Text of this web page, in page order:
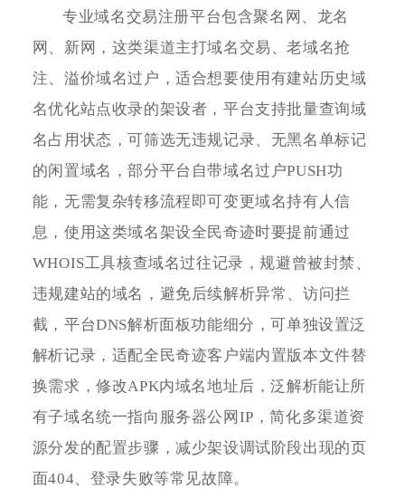
专业域名交易注册平台包含聚名网、龙名
网、新网，这类渠道主打域名交易、老域名抢
注、溢价域名过户，适合想要使用有建站历史域
名优化站点收录的架设者，平台支持批量查询域
名占用状态，可筛选无违规记录、无黑名单标记
的闲置域名，部分平台自带域名过户PUSH功
能，无需复杂转移流程即可变更域名持有人信
息，使用这类域名架设全民奇迹时要提前通过
WHOIS工具核查域名过往记录，规避曾被封禁、
违规建站的域名，避免后续解析异常、访问拦
截，平台DNS解析面板功能细分，可单独设置泛
解析记录，适配全民奇迹客户端内置版本文件替
换需求，修改APK内域名地址后，泛解析能让所
有子域名统一指向服务器公网IP，简化多渠道资
源分发的配置步骤，减少架设调试阶段出现的页
面404、登录失败等常见故障。